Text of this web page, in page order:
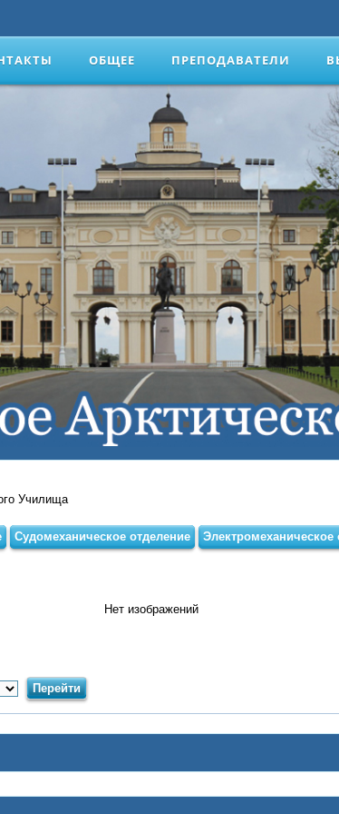
ОБЩЕЕ ПРЕПОДАВАТЕЛИ
Училища
Судомеханическое отделение Электромеханическое
Нет изображений